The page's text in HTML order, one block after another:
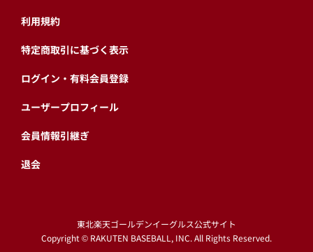
利用規約
特定商取引に基づく表示
ログイン・有料会員登録
ユーザープロフィール
会員情報引継ぎ
退会
東北楽天ゴールデンイーグルス公式サイト
Copyright © RAKUTEN BASEBALL, INC. All Rights Reserved.